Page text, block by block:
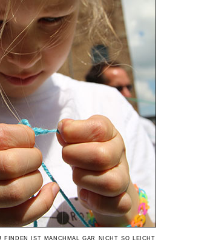
finden ist manchmal gar nicht so leicht